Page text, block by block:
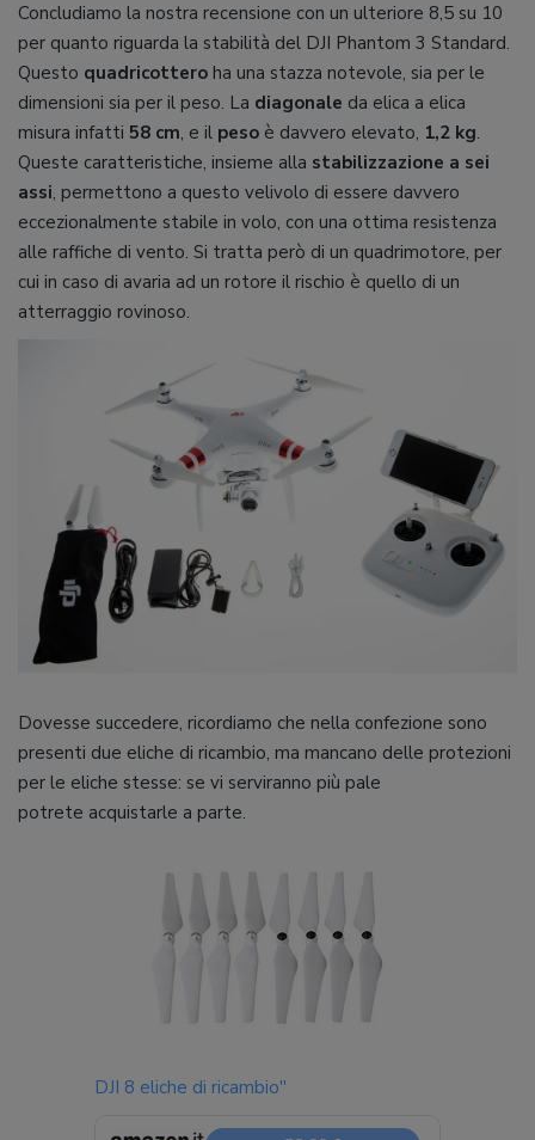
Concludiamo la nostra recensione con un ulteriore 8,5 su 10
per quanto riguarda la stabilità del DJI Phantom 3 Standard.
Questo quadricottero ha una stazza notevole, sia per le
dimensioni sia per il peso. La diagonale da elica a elica
misura infatti 58 cm, e il peso è davvero elevato, 1,2 kg.
Queste caratteristiche, insieme alla stabilizzazione a sei
assi, permettono a questo velivolo di essere davvero
eccezionalmente stabile in volo, con una ottima resistenza
alle raffiche di vento. Si tratta però di un quadrimotore, per
cui in caso di avaria ad un rotore il rischio è quello di un
atterraggio rovinoso.
Dovesse succedere, ricordiamo che nella confezione sono
presenti due eliche di ricambio, ma mancano delle protezioni
per le eliche stesse: se vi serviranno più pale
potrete acquistarle a parte.
DJI 8 eliche di ricambio''